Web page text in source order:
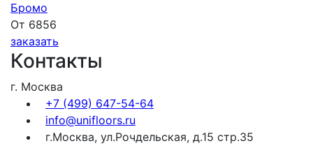
Бромо
От 6856
заказать
Контакты
г. Москва
+7 (499) 647-54-64
info@unifloors.ru
г.Москва, ул.Рочдельская, д.15 стр.35